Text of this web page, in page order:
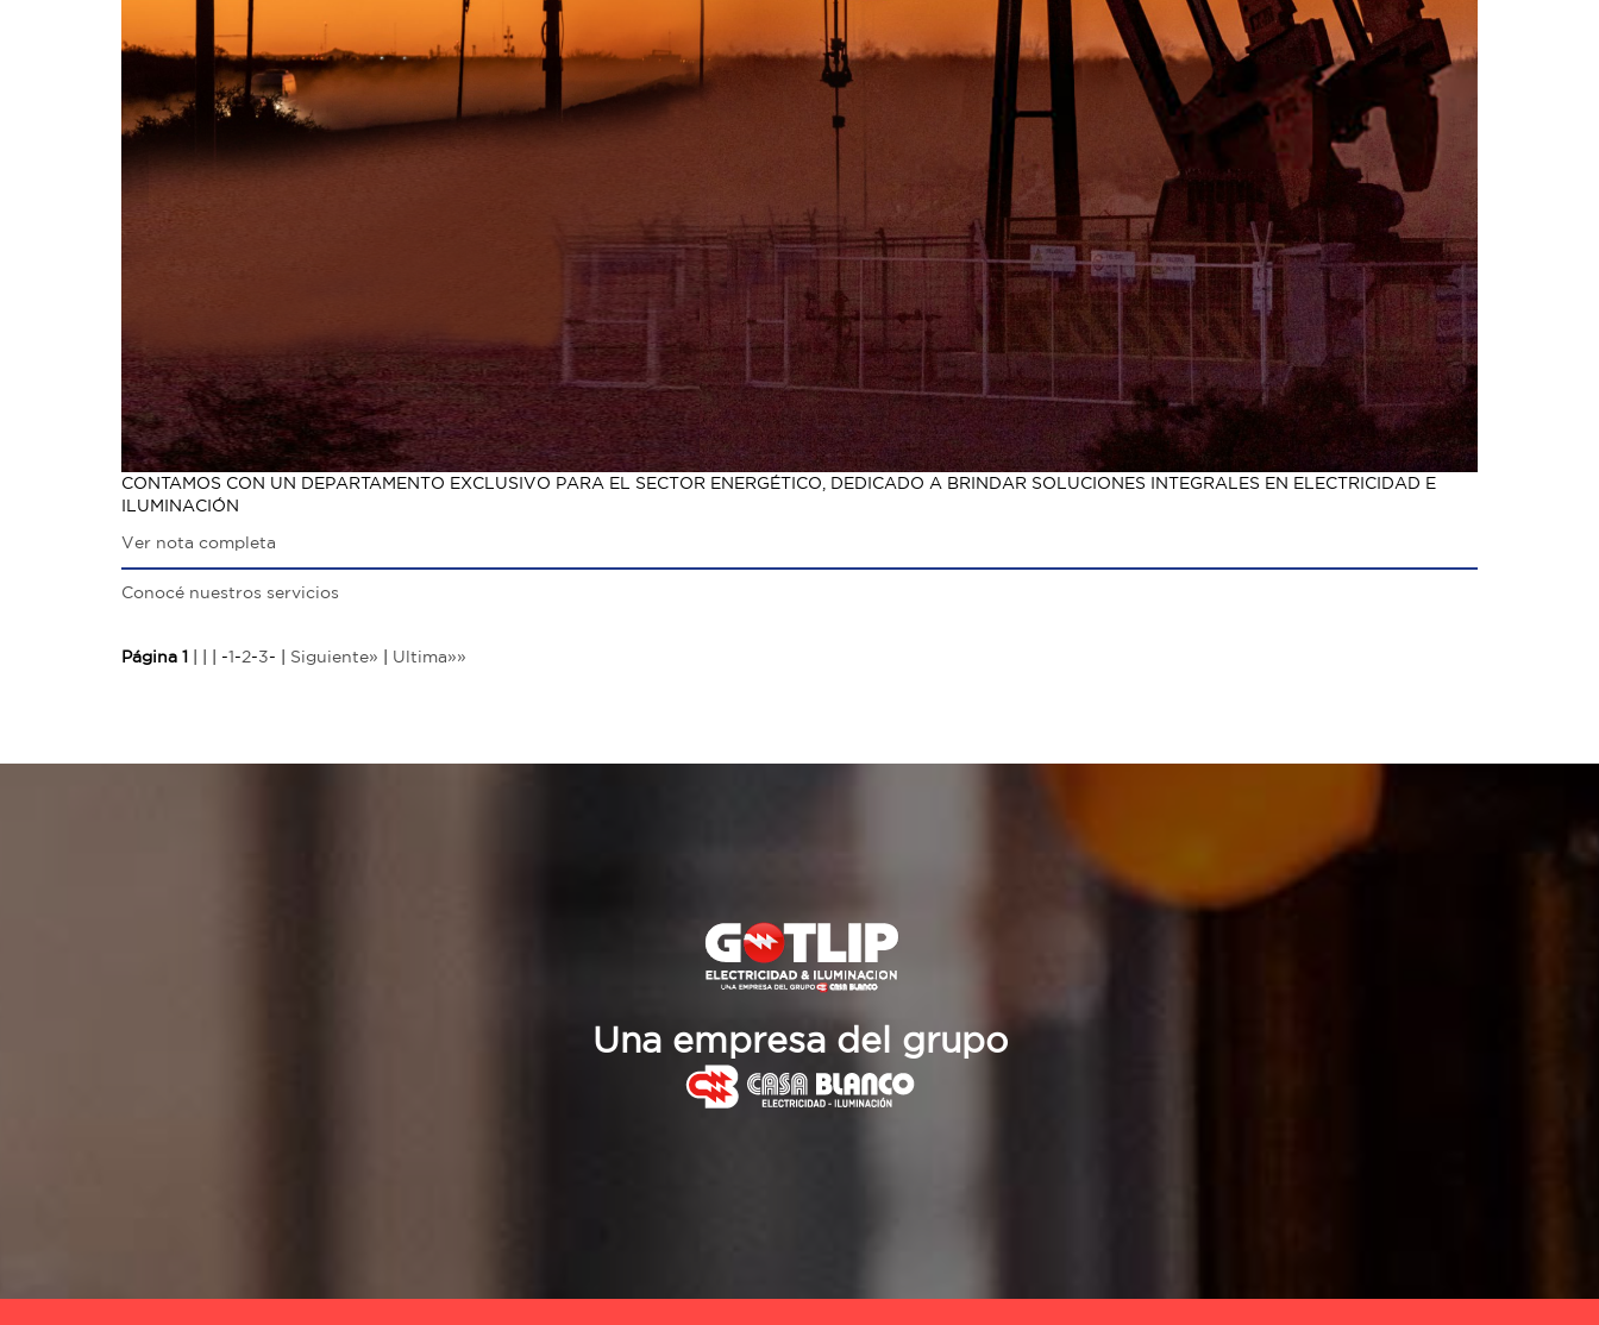
CONTAMOS CON UN DEPARTAMENTO EXCLUSIVO PARA EL SECTOR ENERGÉTICO, DEDICADO A BRINDAR SOLUCIONES INTEGRALES EN ELECTRICIDAD E
ILUMINACIÓN
Ver nota completa
Conocé nuestros servicios
Página 1 | | | -1-2-3- | Siguiente» Ultima»»
Una empresa del grupo